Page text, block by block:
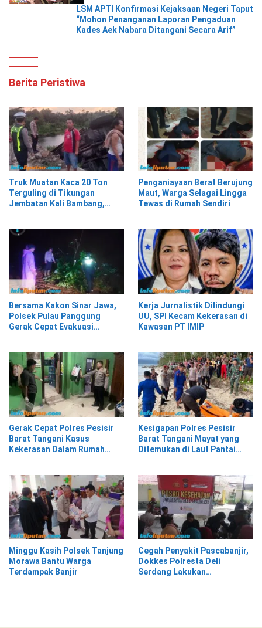
LSM APTI Konfirmasi Kejaksaan Negeri Taput
“Mohon Penanganan Laporan Pengaduan
Kades Aek Nabara Ditangani Secara Arif”
Berita Peristiwa
Truk Muatan Kaca 20 Ton
Terguling di Tikungan
Jembatan Kali Bambang,
Penganiayaan Berat Berujung
Maut, Warga Selagai Lingga
Tewas di Rumah Sendiri
Bersama Kakon Sinar Jawa,
Polsek Pulau Panggung
Gerak Cepat Evakuasi
Kerja Jurnalistik Dilindungi
UU, SPI Kecam Kekerasan di
Kawasan PT IMIP
Gerak Cepat Polres Pesisir
Barat Tangani Kasus
Kekerasan Dalam Rumah
Kesigapan Polres Pesisir
Barat Tangani Mayat yang
Ditemukan di Laut Pantai
Minggu Kasih Polsek Tanjung
Morawa Bantu Warga
Terdampak Banjir
Cegah Penyakit Pascabanjir,
Dokkes Polresta Deli
Serdang Lakukan